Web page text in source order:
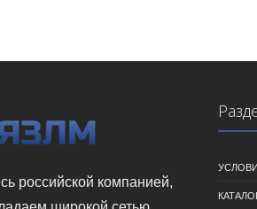
российской компанией,